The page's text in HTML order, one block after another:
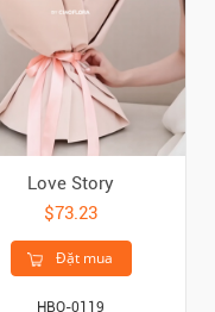
Love Story
$73.23
Đặt mua
HBO-0119